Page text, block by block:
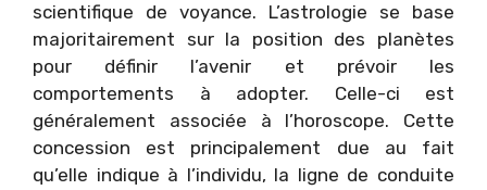
scientifique de voyance. L’astrologie se base
majoritairement sur la position des planètes
pour définir l’avenir et prévoir les
comportements à adopter. Celle-ci est
généralement associée à l’horoscope. Cette
concession est principalement due au fait
qu’elle indique à l’individu, la ligne de conduite